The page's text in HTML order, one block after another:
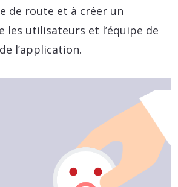
de route et à créer un
les utilisateurs et l’équipe de
l’application.